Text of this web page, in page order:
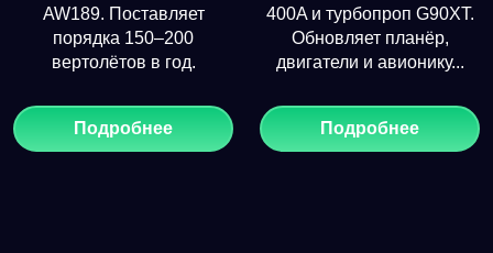
AW189. Поставляет
порядка 150–200
вертолётов в год.
Подробнее
400A и турбопроп G90XT.
Обновляет планёр,
двигатели и авионику...
Подробнее